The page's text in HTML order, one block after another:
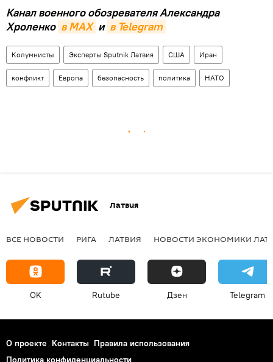
Канал военного обозревателя Александра
Хроленко в MAX и в Telegram
Колумнисты Эксперты Sputnik Латвия США Иран
конфликт Европа безопасность политика НАТО
Латвия
ВСЕ НОВОСТИ РИГА ЛАТВИЯ НОВОСТИ ЭКОНОМИКИ
OK Rutube Дзен Telegram
О проекте Контакты Правила использования
Политика конфиденциальности